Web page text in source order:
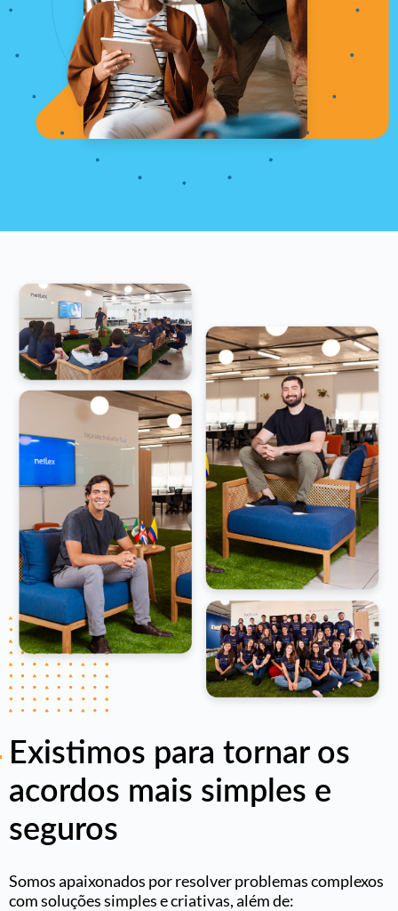
Existimos para tornar os
acordos mais simples e
seguros
Somos apaixonados por resolver problemas complexos
com soluções simples e criativas, além de: